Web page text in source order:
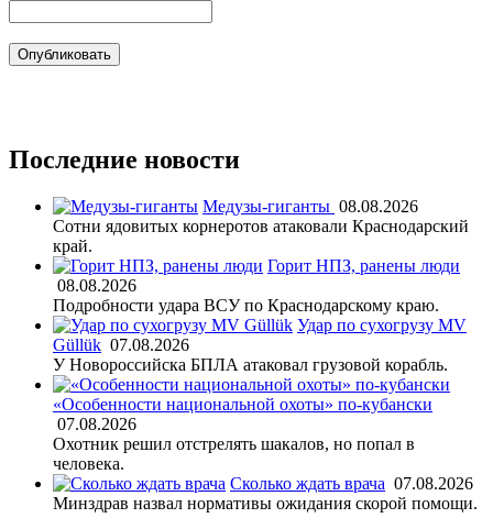
Последние новости
Медузы-гиганты 08.08.2026
Сотни ядовитых корнеротов атаковали Краснодарский
край.
Горит НПЗ, ранены люди
08.08.2026
Подробности удара ВСУ по Краснодарскому краю.
Удар по сухогрузу MV
Güllük 07.08.2026
У Новороссийска БПЛА атаковал грузовой корабль.
«Особенности национальной охоты» по-кубански
07.08.2026
Охотник решил отстрелять шакалов, но попал в
человека.
Сколько ждать врача 07.08.2026
Минздрав назвал нормативы ожидания скорой помощи.